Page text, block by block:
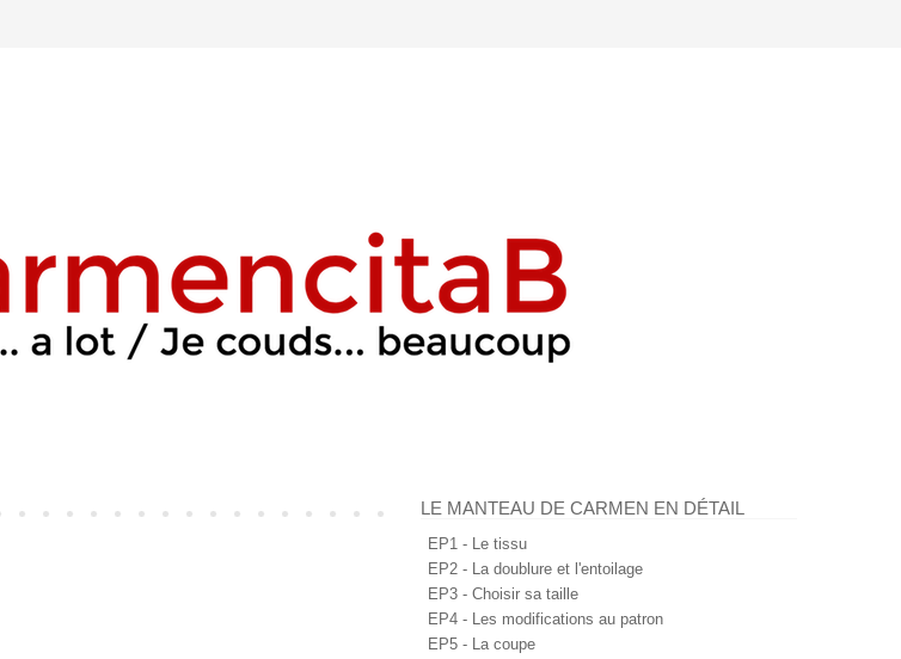
LE MANTEAU DE CARMEN EN DÉTAIL
EP1 - Le tissu
EP2 - La doublure et l'entoilage
EP3 - Choisir sa taille
EP4 - Les modifications au patron
EP5 - La coupe